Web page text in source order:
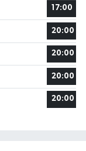
17:00
20:00
20:00
20:00
20:00